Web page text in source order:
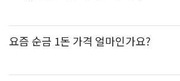
요즘 순금 1돈 가격 얼마인가요?